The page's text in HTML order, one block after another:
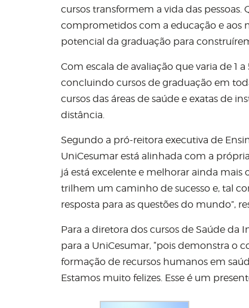
cursos transformem a vida das
comprometidos com a educação e aos
potencial da graduação para
Com escala de avaliação que varia de 1
concluindo cursos de graduação em
cursos das áreas de saúde e exatas de
distância.
Segundo a pró-reitora executiva de
UniCesumar está alinhada com a
já está excelente e melhorar ainda
trilhem um caminho de sucesso e, tal
resposta para as questões do mundo”,
Para a diretora dos cursos de Saúde da
para a UniCesumar, “pois demonstra o
formação de recursos humanos em
Estamos muito felizes. Esse é um